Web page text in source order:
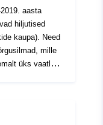
services
aasta
kaupa). Need
mille
üks vaatlus
näitab
ei tohiks